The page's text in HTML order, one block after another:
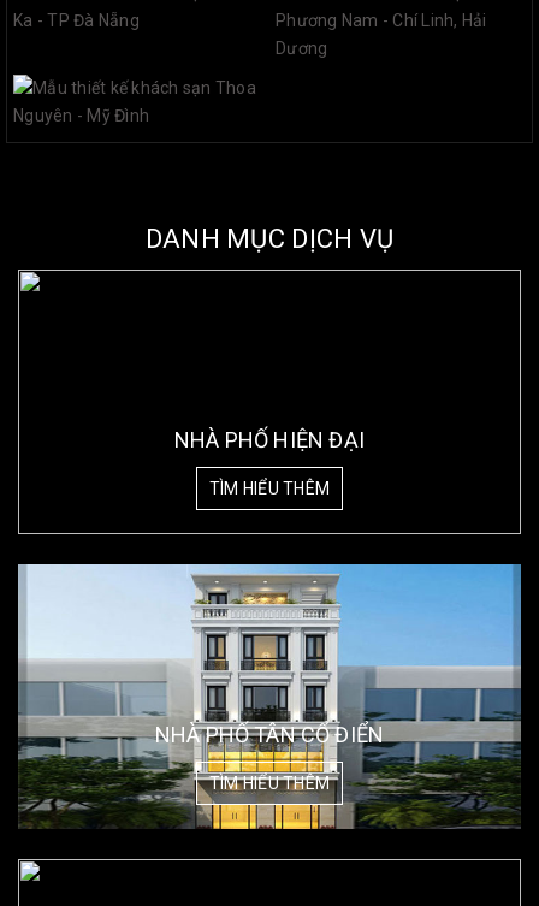
DANH MỤC DỊCH VỤ
NHÀ PHỐ HIỆN ĐẠI
TÌM HIỂU THÊM
NHÀ PHỐ TÂN CỔ ĐIỂN
TÌM HIỂU THÊM